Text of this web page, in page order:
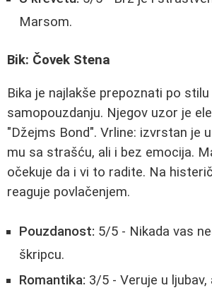
Marsom.
Bik: Čovek Stena
Bika je najlakše prepoznati po stilu
samopouzdanju. Njegov uzor je
"Džejms Bond". Vrline: izvrstan je
mu sa strašću, ali i bez emocija.
očekuje da i vi to radite. Na
reaguje povlačenjem.
Pouzdanost: 5/5 - Nikada vas
škripcu.
Romantika: 3/5 - Veruje u